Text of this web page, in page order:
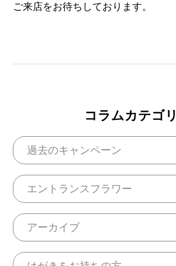
ご来店をお待ちしております。
コラムカテゴリ
過去のキャンペーン
エントランスフラワー
アーカイブ